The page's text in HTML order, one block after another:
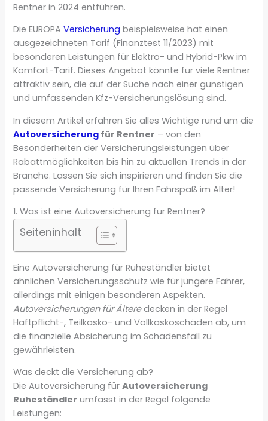
Rentner in 2024 entführen.
Die EUROPAVersicherung beispielsweise hat einen
ausgezeichneten Tarif (Finanztest 11/2023) mit
besonderen Leistungen für Elektro- und Hybrid-Pkw im
Komfort-Tarif. Dieses Angebot könnte für viele Rentner
attraktiv sein, die auf der Suche nach einer günstigen
und umfassenden Kfz-Versicherungslösung sind.
In diesem Artikel erfahren Sie alles Wichtige rund um die
Autoversicherung für Rentner – von den
Besonderheiten der Versicherungsleistungen über
Rabattmöglichkeiten bis hin zu aktuellen Trends in der
Branche. Lassen Sie sich inspirieren und finden Sie die
passende Versicherung für Ihren Fahrspaß im Alter!
1. Was ist eine Autoversicherung für Rentner?
Seiteninhalt
Eine Autoversicherung für Ruheständler bietet
ähnlichen Versicherungsschutz wie für jüngere Fahrer,
allerdings mit einigen besonderen Aspekten.
Autoversicherungen für Älteredecken in der Regel
Haftpflicht-, Teilkasko- und Vollkaskoschäden ab, um
die finanzielle Absicherung im Schadensfall zu
gewährleisten.
Was deckt die Versicherung ab?
Die Autoversicherung fürAutoversicherung
Ruheständler umfasst in der Regel folgende
Leistungen: